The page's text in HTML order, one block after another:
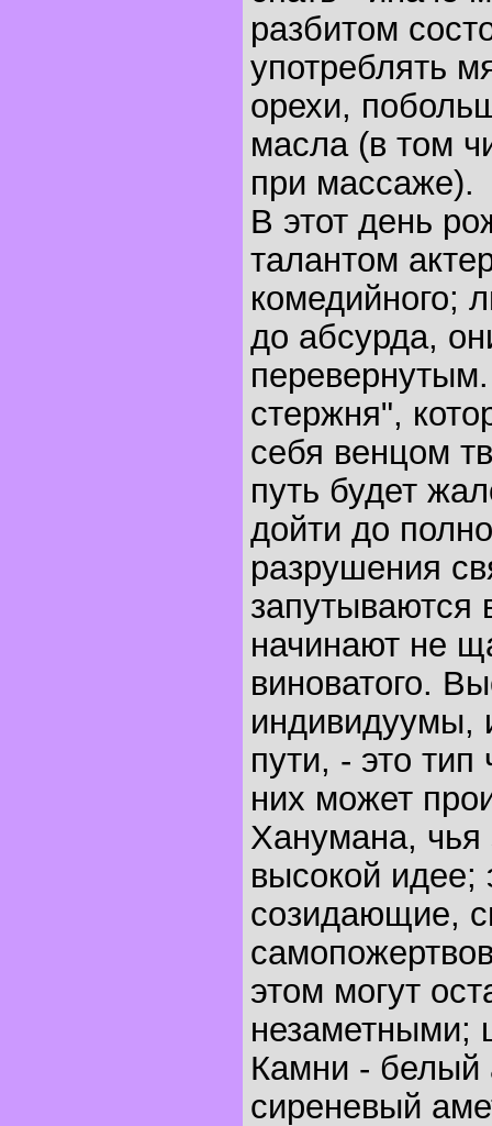
разбитом
употреблять
орехи,
масла (в том
при массаже).
В этот день
талантом
комедийного;
до абсурда,
стержня",
себя венцом
путь будет
дойти до
разрушения
запутываются
начинают не
виноватого.
индивидуумы,
пути, - это тип
них может
Ханумана, чья
высокой идее;
созидающие,
этом могут
незаметными;
Камни - белый
сиреневый